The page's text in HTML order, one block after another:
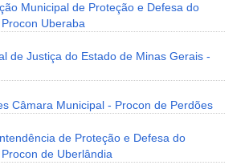
Municipal de Proteção e Defesa do
Uberaba
de Justiça do Estado de Minas Gerais -
Câmara Municipal - Procon de Perdões
de Proteção e Defesa do
de Uberlândia